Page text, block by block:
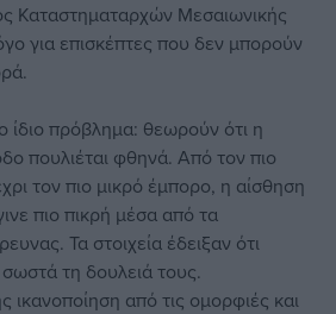
Καταστηματαρχών Μεσαιωνικής
για επισκέπτες που δεν μπορούν
ίδιο πρόβλημα: θεωρούν ότι η
πουλιέται φθηνά. Από τον πιο
τον πιο μικρό έμπορο, η αίσθηση
πιο πικρή μέσα από τα
Τα στοιχεία έδειξαν ότι
τη δουλειά τους.
από τις ομορφιές και